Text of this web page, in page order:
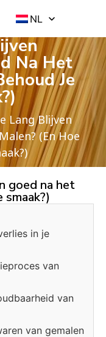
NL
Na Het
Je
Lang Blijven
(En Hoe
goed na het
in je
van
van
van gemalen